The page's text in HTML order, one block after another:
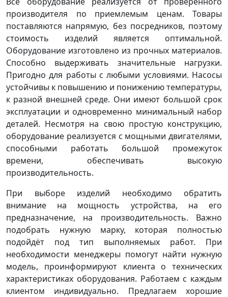
производителя по приемлемым ценам. Товары
поставляются напрямую, без посредников, поэтому
стоимость изделий является оптимальной.
Оборудование изготовлено из прочных материалов.
Способно выдерживать значительные нагрузки.
Пригодно для работы с любыми условиями. Насосы
устойчивы к повышению и понижению температуры,
к разной внешней среде. Они имеют большой срок
эксплуатации и одновременно минимальный набор
деталей. Несмотря на свою простую конструкцию,
оборудование реализуется с мощными двигателями,
способными работать большой промежуток
времени, обеспечивать высокую
производительность.
При выборе изделий необходимо обратить
внимание на мощность устройства, на его
предназначение, на производительность. Важно
подобрать нужную марку, которая полностью
подойдёт под тип выполняемых работ. При
необходимости менеджеры помогут найти нужную
модель, проинформируют клиента о технических
характеристиках оборудования. Работаем с каждым
клиентом индивидуально. Предлагаем хорошие